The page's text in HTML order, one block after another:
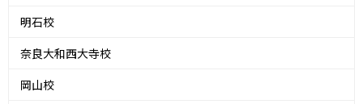
明石校
奈良大和西大寺校
岡山校